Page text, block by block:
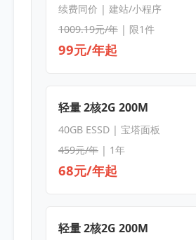
续费同价 | 建站/小程序
1009.19元/年| 限1件
99元/年起
轻量 2核2G 200M
40GB ESSD | 宝塔面板
459元/年| 1年
68元/年起
轻量 2核2G 200M